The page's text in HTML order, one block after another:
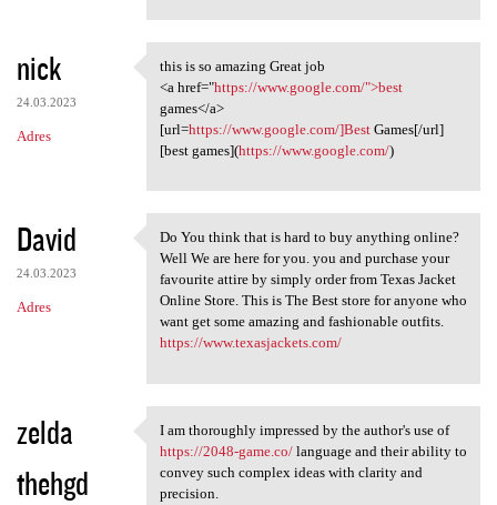
nick
24.03.2023
Adres
this is so amazing Great job
this is so amazing Great job
<a href="https://www.google.com/">best
games</a>
[url=https://www.google.com/]BestGames[/url]
[best games](https://www.google.com/)
David
24.03.2023
Adres
Do You think that is hard to
Do You think that is hard to buy anything online?
Well We are here for you. you and purchase your
favourite attire by simply order from Texas Jacket
Online Store. This is The Best store for anyone who
want get some amazing and fashionable outfits.
https://www.texasjackets.com/
zelda
thehgd
I am thoroughly impressed by
I am thoroughly impressed by the author's use of
https://2048-game.co/language and their ability to
convey such complex ideas with clarity and
precision.